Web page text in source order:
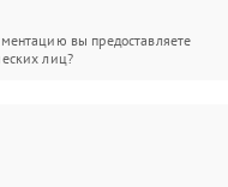
вы предоставляете
лиц?